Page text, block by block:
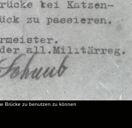
Brücke zu benutzen zu können